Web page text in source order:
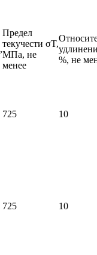
Предел
текучести σT,
МПа, не
менее
%, не
725 10
725 10